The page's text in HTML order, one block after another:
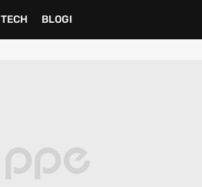
TECH BLOGI